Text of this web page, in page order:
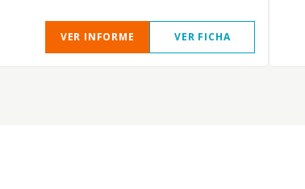
VER INFORME VER FICHA